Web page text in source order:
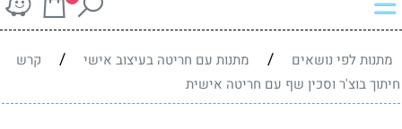
מתנות לפי נושאים / מתנות עם חריטה בעיצוב אישי /
קרש
חיתוך בוצ'ר וסכין שף עם חריטה אישית